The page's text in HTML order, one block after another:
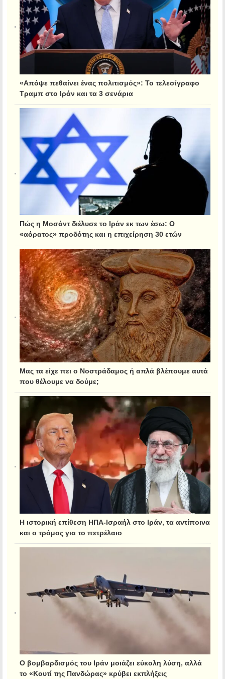
«Απόψε πεθαίνει ένας πολιτισμός»: Το τελεσίγραφο
Τραμπ στο Ιράν και τα 3 σενάρια
Πώς η Μοσάντ διέλυσε το Ιράν εκ των έσω: Ο
«αόρατος» προδότης και η επιχείρηση 30 ετών
Μας τα είχε πει ο Νοστράδαμος ή απλά βλέπουμε αυτά
που θέλουμε να δούμε;
Η ιστορική επίθεση ΗΠΑ-Ισραήλ στο Ιράν, τα αντίποινα
και ο τρόμος για το πετρέλαιο
Ο βομβαρδισμός του Ιράν μοιάζει εύκολη λύση, αλλά
το «Κουτί της Πανδώρας» κρύβει εκπλήξεις